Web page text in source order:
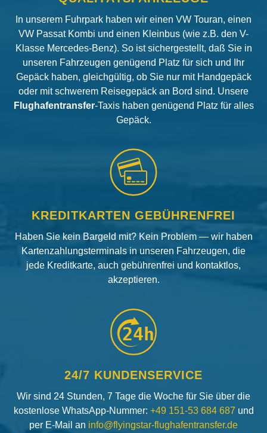
In unserem Fuhrpark haben wir einen VW Touran, einen
VW Passat Kombi und einen Kleinbus (wie z.B. den V-
Klasse Mercedes-Benz). So ist sichergestellt, daß Sie in
unseren Fahrzeugen genügend Platz für sich und Ihr
Gepäck haben, gleichgültig, ob Sie nur mit Handgepäck
oder mit schwerem Reisegepäck an Bord sind. Unsere
Flughafentransfer-Taxis haben genügend Platz für alles
Gepäck.
KREDITKARTEN GEBÜHRENFREI
Haben Sie kein Bargeld mit? Kein Problem — wir haben
Kartenzahlungsterminals in unseren Fahrzeugen, die
jede Kreditkarte, auch gebührenfrei und kontaktlos,
akzeptieren.
24h
24/7 KUNDENSERVICE
Wir sind 24 Stunden, 7 Tage die Woche für Sie über die
kostenlose WhatsApp-Nummer: +49 151-53 684 687 und
per E-Mail an info@flyingstar-flughafentransfer.de